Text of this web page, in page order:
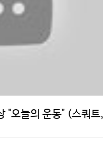
"오늘의 운동" (스쿼트,